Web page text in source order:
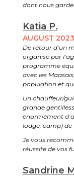
dont nous
Katia P.
AUGUST 2023
De retour d’un
organisé par
programme
avec les
population et
Un chauffeur/
grande
énormément
lodge, camp)
Je vous
réussite de vos
Sandrine